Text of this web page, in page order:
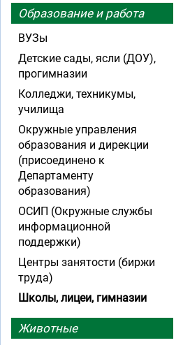
Образование и работа
ВУЗы
Детские сады, ясли (ДОУ),
прогимназии
Колледжи, техникумы,
училища
Окружные управления
образования и дирекции
(присоединено к
Департаменту
образования)
ОСИП (Окружные службы
информационной
поддержки)
Центры занятости (биржи
труда)
Школы, лицеи, гимназии
Животные